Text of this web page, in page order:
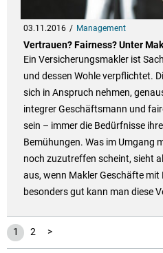
03.11.2016 Management
Vertrauen? Fairness? Unter
Ein Versicherungsmakler ist
und dessen Wohle verpflichtet.
sich in Anspruch nehmen,
integrer Geschäftsmann und
sein – immer die Bedürfnisse
Bemühungen. Was im Umgang
noch zuzutreffen scheint, sieht
aus, wenn Makler Geschäfte mit
besonders gut kann man diese
1 2 >